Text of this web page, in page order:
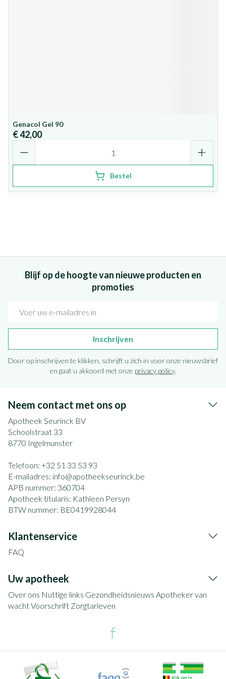
Genacol Gel 90
€ 42,00
Bestel
Blijf op de hoogte van nieuwe producten en
promoties
Inschrijven
Door op inschrijven te klikken, schrijft u zich in voor onze nieuwsbrief
en gaat u akkoord met onze privacy policy.
Neem contact met ons op
Apotheek Seurinck BV
Schoolstraat 33
8770 Ingelmunster
Telefoon: +32 51 33 53 93
E-mailadres: info@apotheekseurinck.be
APB nummer: 360704
Apotheek titularis: Kathleen Persyn
BTW nummer: BE0419928044
Klantenservice
FAQ
Uw apotheek
Over ons Nuttige links Gezondheidsnieuws Apotheker van
wachtVoorschrift Zorgtarieven